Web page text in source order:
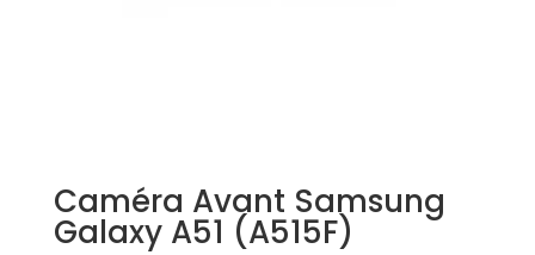
Caméra Avant Samsung
Galaxy A51 (A515F)